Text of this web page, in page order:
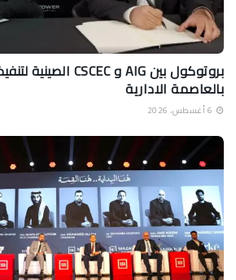
بالعاصمة الادارية